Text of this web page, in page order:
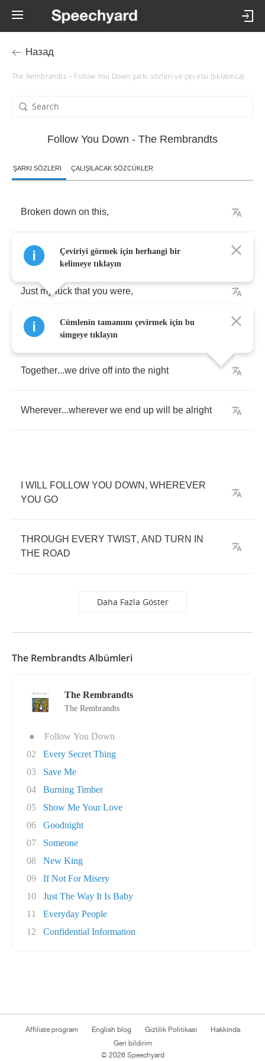
Назад
The Rembrandts – Follow You Down şarkı sözleri ve çevirisi (tıklatınca)
Follow You Down - The Rembrandts
ŞARKI SÖZLERI ÇALIŞILACAK SÖZCÜKLER
Broken down on this,
lonesome highway
Just my luck that you were,
headed my way
Together...we drive off into the night
Wherever...wherever we end up will be alright
WILL FOLLOW YOU DOWN , WHEREVER
YOU GO
THROUGH EVERY TWIST, AND TURN
IN
THE ROAD
Daha Fazla Göster
Çeviriyi görmek için herhangi bir
kelimeye tıklayın
Cümlenin tamamını çevirmek için bu
simgeye tıklayın
The Rembrandts Albümleri
The Rembrandts
The Rembrandts
●
Follow You Down
02
Every Secret Thing
03
Save Me
04
Burning Timber
05
Show Me Your Love
06
Goodnight
07
Someone
08
New King
09
If Not For Misery
10
Just The Way It Is Baby
11
Everyday People
12
Confidential Information
Affiliate program English blog Gizlilik Politikası
Hakkında
Geri bildirim
© 2026 Speechyard